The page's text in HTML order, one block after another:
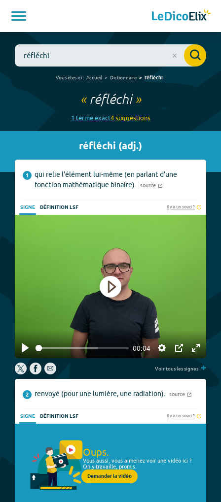
Vous êtes ici : Accueil Dictionnaire réfléchi
« réfléchi»
1 termeexact4suggestions
réfléchi (adj.)
1
qui relie l'élément lui-même (en parlant d'une
fonction mathématique binaire).
source
SIGNE DÉFINITION LSF Il y a un souci ?
Play
00:04
Settings
PIP
Enter
Play
Voir tous les signes +
2 renvoyé (pour une lumière, une radiation). source
SIGNE DÉFINITION LSF Il y a un souci ?
Oups.
Vous aussi, vous aimeriez voir une vidéo ici ?
On y travaille, promis.
Demander la vidéo